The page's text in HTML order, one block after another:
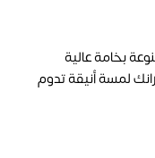
بخامة عالية
لمسة أنيقة تدوم